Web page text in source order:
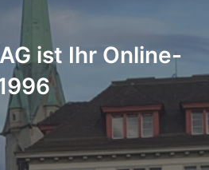
ist Ihr Online-